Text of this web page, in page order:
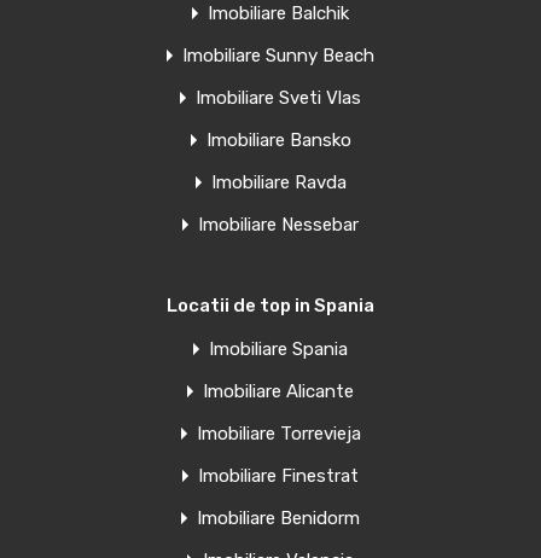
Imobiliare Balchik
Imobiliare Sunny Beach
Imobiliare Sveti Vlas
Imobiliare Bansko
Imobiliare Ravda
Imobiliare Nessebar
Locatii de top in Spania
Imobiliare Spania
Imobiliare Alicante
Imobiliare Torrevieja
Imobiliare Finestrat
Imobiliare Benidorm